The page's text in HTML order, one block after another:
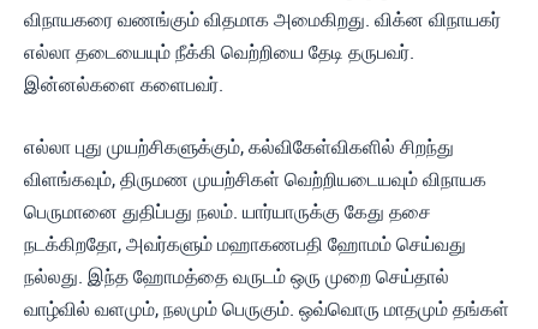
விநாயகரை வணங்கும் விதமாக அமைகிறது. விக்ன விநாயகர்
எல்லா தடையையும் நீக்கி வெற்றியை தேடி தருபவர்.
இன்னல்களை களைபவர்.
எல்லா புது முயற்சிகளுக்கும், கல்விகேள்விகளில் சிறந்து
விளங்கவும், திருமண முயற்சிகள் வெற்றியடையவும் விநாயக
பெருமானை துதிப்பது நலம். யார்யாருக்கு கேது தசை
நடக்கிறதோ, அவர்களும் மஹாகணபதி ஹோமம் செய்வது
நல்லது. இந்த ஹோமத்தை வருடம் ஒரு முறை செய்தால்
வாழ்வில் வளமும், நலமும் பெருகும். ஒவ்வொரு மாதமும் தங்கள்